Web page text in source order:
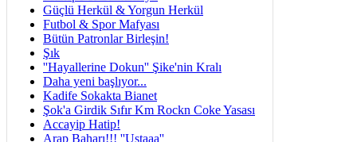
Güçlü Herkül & Yorgun Herkül
Futbol & Spor Mafyası
Bütün Patronlar Birleşin!
Şık
''Hayallerine Dokun'' Şike'nin Kralı
Daha yeni başlıyor...
Kadife Sokakta Bianet
Şok'a Girdik Sıfır Km Rockn Coke Yasası
Accayip Hatip!
Arap Baharı!!! ''Ustaaa''